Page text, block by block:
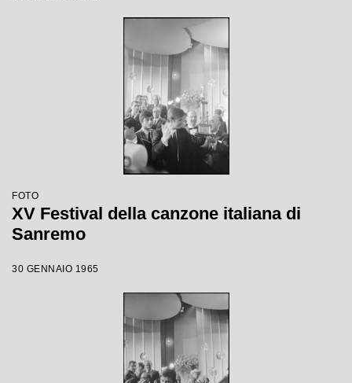
FOTO
XV Festival della canzone italiana di
Sanremo
30 GENNAIO 1965